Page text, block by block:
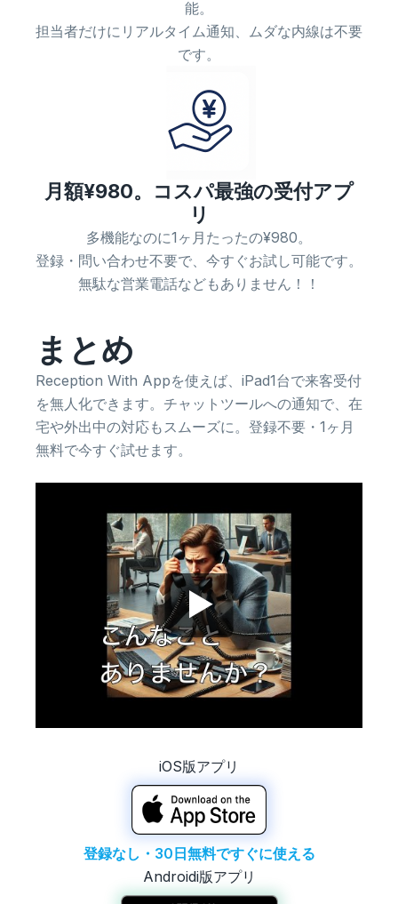
能。
担当者だけにリアルタイム通知、ムダな内線は不要
です。
月額¥980。コスパ最強の受付アプ
リ
多機能なのに1ヶ月たったの¥980。
登録・問い合わせ不要で、今すぐお試し可能です。
無駄な営業電話などもありません！！
まとめ
Reception With Appを使えば、iPad1台で来客受付
を無人化できます。チャットツールへの通知で、在
宅や外出中の対応もスムーズに。登録不要・1ヶ月
無料で今すぐ試せます。
▶
iOS版アプリ
登録なし・30日無料ですぐに使える
Androidi版アプリ